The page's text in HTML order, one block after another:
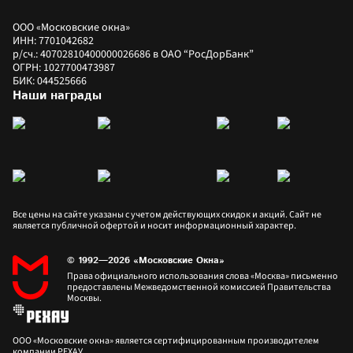
ООО «Московские окна»
ИНН: 7701042682
БИК: 044525666
р/сч.: 40702810400000026686 в ОАО “РосДорБанк”
ОГРН: 1027700473987
Наши награды
Все цены на сайте указаны с учетом действующих скидок и акций. Сайт не
является публичной офертой и носит информационный характер.
© 1992—2026 «Московские Окна»
Права официального использования слова «Москва» письменно
предоставлены Межведомственной комиссией Правительства
Москвы.
ООО «Московские окна» является сертифицированным производителем